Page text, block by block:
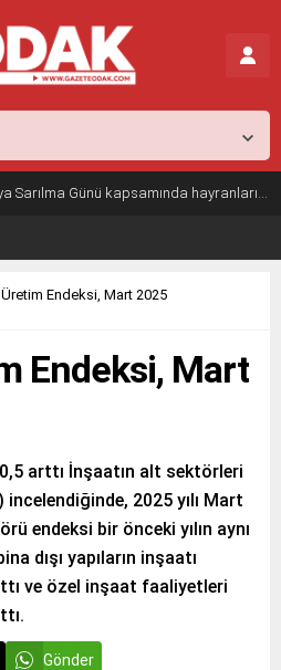
Tuğba Ünal, Dünya Sarılma Günü kapsamında hayranlarıyla buluştu
Endeksi, Mart 2025
Endeksi, Mart
arttı İnşaatın alt sektörleri
incelendiğinde, 2025 yılı Mart
endeksi bir önceki yılın aynı
dışı yapıların inşaatı
ve özel inşaat faaliyetleri
Gönder